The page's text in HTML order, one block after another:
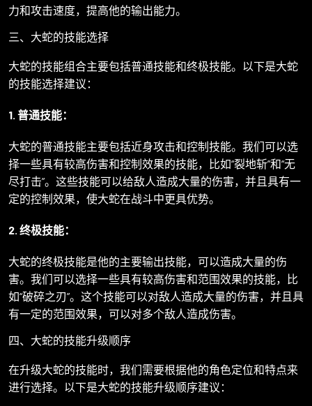
力和攻击速度，提高他的输出能力。
三、大蛇的技能选择
大蛇的技能组合主要包括普通技能和终极技能。以下是大蛇
的技能选择建议：
1. 普通技能：
大蛇的普通技能主要包括近身攻击和控制技能。我们可以选
择一些具有较高伤害和控制效果的技能，比如“裂地斩”和“无
尽打击”。这些技能可以给敌人造成大量的伤害，并且具有一
定的控制效果，使大蛇在战斗中更具优势。
2. 终极技能：
大蛇的终极技能是他的主要输出技能，可以造成大量的伤
害。我们可以选择一些具有较高伤害和范围效果的技能，比
如“破碎之刃”。这个技能可以对敌人造成大量的伤害，并且具
有一定的范围效果，可以对多个敌人造成伤害。
四、大蛇的技能升级顺序
在升级大蛇的技能时，我们需要根据他的角色定位和特点来
进行选择。以下是大蛇的技能升级顺序建议：